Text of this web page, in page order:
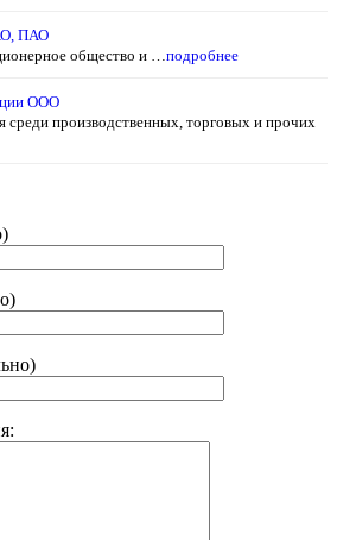
ПАО
общество и …подробнее
ООО
среди производственных, торговых и прочих